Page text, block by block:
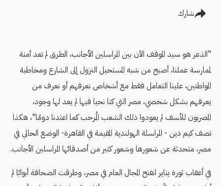
شارك
"الذعر هو سيد الموقف الآن بين المراسلين الأجانب، الطرق لم تعد آمنة
لممارسة عملنا، أصبح من شبه المستحيل النزول إلى الشارع ومخاطبة
المواطنين، علينا التعامل فقط مع أشخاص نعرفهم أو نعرف من
يعرفهم بشكل شخصي، مصر التي كنا نحيا فيها لم يعد لها وجود،
المصريون للأسف لم يعودوا ذلك الشعب المُرحب كما اعتدنا دومًا"، هكذا
تصف كيم دين - المراسلة الهولندية المقيمة في القاهرة- الوضع الحالي في
مصر، متحدثة عن شعورها وشعور كثير من أصدقائها المراسلين الأجانب.
في أعقاب ثورة يناير انفتح المجال العام في مصر، وطرقت الصحافة أبوابًا لم